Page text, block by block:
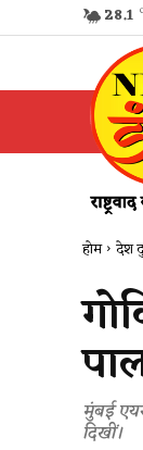
28.1 C
होम देश
मुंबई
दिखीं।